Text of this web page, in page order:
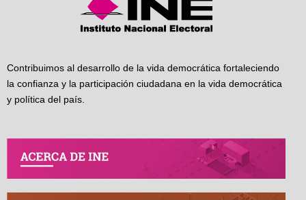
Contribuimos al desarrollo de la vida democrática fortaleciendo
la confianza y la participación ciudadana en la vida democrática
y política del país.